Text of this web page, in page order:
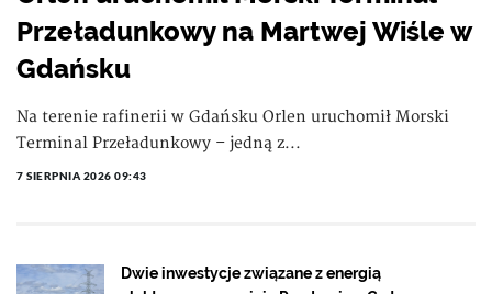
Przeładunkowy na Martwej Wiśle w
Gdańsku
Na terenie rafinerii w Gdańsku Orlen uruchomił Morski
Terminal Przeładunkowy – jedną z...
7 SIERPNIA 2026 09:43
Dwie inwestycje związane z energią